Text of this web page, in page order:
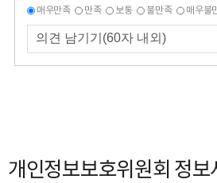
매우만족 만족 보통 불만족 매우불
개인정보보호위원회 정보